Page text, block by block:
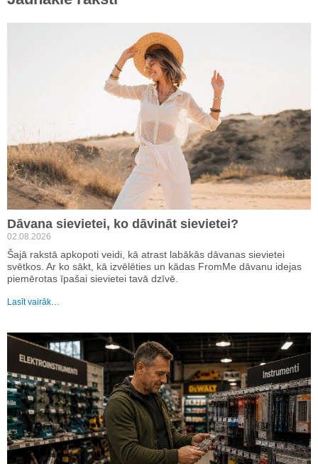
Dāvana sievietei, ko dāvināt sievietei?
02.08.2026
Šajā rakstā apkopoti veidi, kā atrast labākās dāvanas sievietei
svētkos. Ar ko sākt, kā izvēlēties un kādas FromMe dāvanu idejas
piemērotas īpašai sievietei tavā dzīvē.
Lasīt vairāk…